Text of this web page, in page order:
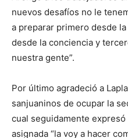
nuevos desafíos no le
a preparar primero desde
desde la conciencia y
nuestra gente”.
Por último agradeció a
sanjuaninos de ocupar la
cual seguidamente
asignada “la voy a hacer